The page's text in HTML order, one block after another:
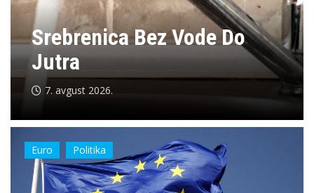
Oprez Zbog Požara I
Ugroženog Snabdijevanja
Vodom
7. avgust 2026.
Euro Politika